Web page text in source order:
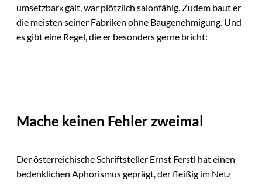
umsetzbar« galt, war plötzlich salonfähig. Zudem baut er
die meisten seiner Fabriken ohne Baugenehmigung. Und
es gibt eine Regel, die er besonders gerne bricht:
Mache keinen Fehler zweimal
Der österreichische Schriftsteller Ernst Ferstl hat einen
bedenklichen Aphorismus geprägt, der fleißig im Netz